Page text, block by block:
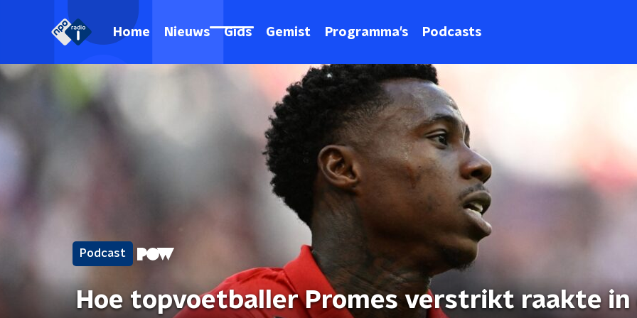
Home Nieuws Gids Gemist Programma's Podcasts
Podcast
Hoe topvoetballer Promes verstrikt raakte in